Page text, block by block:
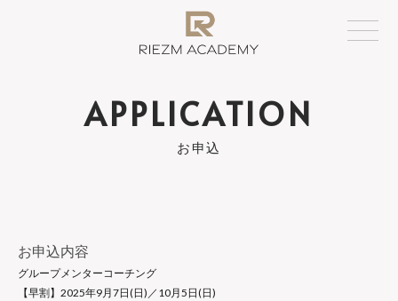
APPLICATION
お申込
お申込内容
グループメンターコーチング
【早割】2025年9月7日(日)／10月5日(日)